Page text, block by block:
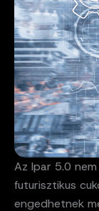
Az Ipar 5.0
futurisztikus
engedhetnek